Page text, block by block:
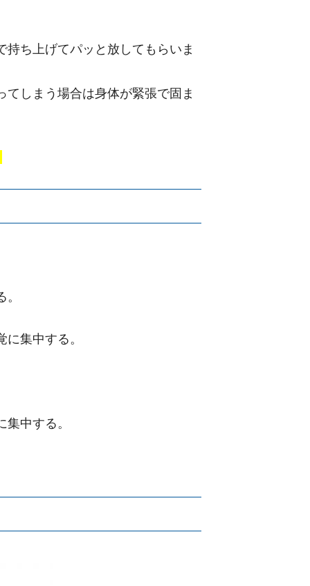
ち上げてパッと放してもらいま
しまう場合は身体が緊張で固ま
集中する。
中する。